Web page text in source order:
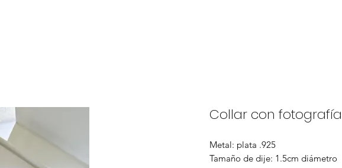
Collar con fotografía
Metal: plata .925
Tamaño de dije: 1.5cm diámetro